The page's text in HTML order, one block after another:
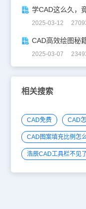
学CAD这么久，
2025-03-12
2025-03-07
相关搜索
CAD免费 CAD
CAD图案填充比例怎
浩辰CAD工具栏不见